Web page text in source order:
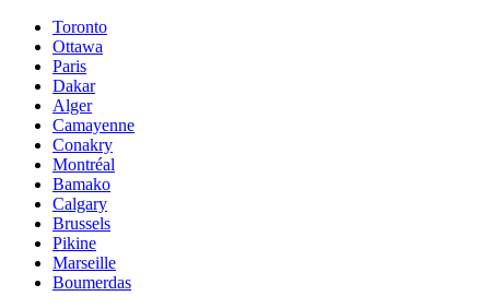
Toronto
Ottawa
Paris
Dakar
Alger
Camayenne
Conakry
Montréal
Bamako
Calgary
Brussels
Pikine
Marseille
Boumerdas